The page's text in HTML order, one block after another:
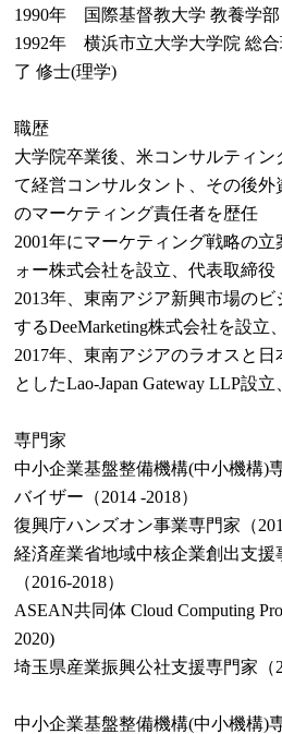
1990年 国際基督教大学 教養学
1992年 横浜市立大学大学院 総
了 修士(理学)
職歴
大学院卒業後、米コンサルティ
て経営コンサルタント、その後
のマーケティング責任者を歴任
2001年にマーケティング戦略の
ォー株式会社を設立、代表取締役
2013年、東南アジア新興市場の
するDeeMarketing株式会社を設立
2017年、東南アジアのラオスと
としたLao-Japan Gateway LLP設
専門家
中小企業基盤整備機構(中小機構)
バイザー（2014 -2018）
復興庁ハンズオン事業専門家（
経済産業省地域中核企業創出支援
（2016-2018）
ASEAN共同体 Cloud Computing
2020)
埼玉県産業振興公社支援専門家（
中小企業基盤整備機構(中小機構)